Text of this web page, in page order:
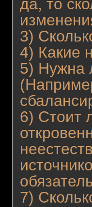
да, то
3)
4) Какие
5) Нужна
6) Стоит
7)